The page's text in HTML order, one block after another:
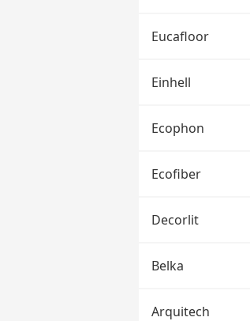
Eucafloor
Einhell
Ecophon
Ecofiber
Decorlit
Belka
Arquitech